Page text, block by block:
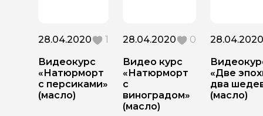
28.04.2020
1
Видеокурс
«Натюрморт
с персиками»
(масло)
28.04.2020
0
Видео курс
«Натюрморт
с
виноградом»
(масло)
28.04.2020
«Две
два
(масло)